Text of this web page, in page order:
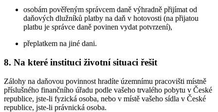
osobám pověřeným správcem daně výhradně přijímat od
daňových dlužníků platby na daň v hotovosti (na přijatou
platbu je správce daně povinen vydat potvrzení),
přeplatkem na jiné dani.
8. Na které instituci životní situaci řešit
Zálohy na daňovou povinnost hradíte územnímu pracovišti místně
příslušného finančního úřadu podle vašeho trvalého pobytu v České
republice, jste-li fyzická osoba, nebo v místě vašeho sídla v České
republice, jste-li právnická osoba.